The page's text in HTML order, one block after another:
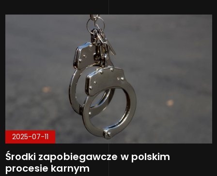
2025-07-11
Środki zapobiegawcze w polskim
procesie karnym